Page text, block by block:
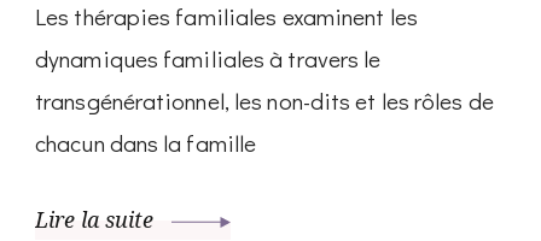
Les thérapies familiales examinent les
dynamiques familiales à travers le
transgénérationnel, les non-dits et les rôles de
chacun dans la famille
Lire la suite